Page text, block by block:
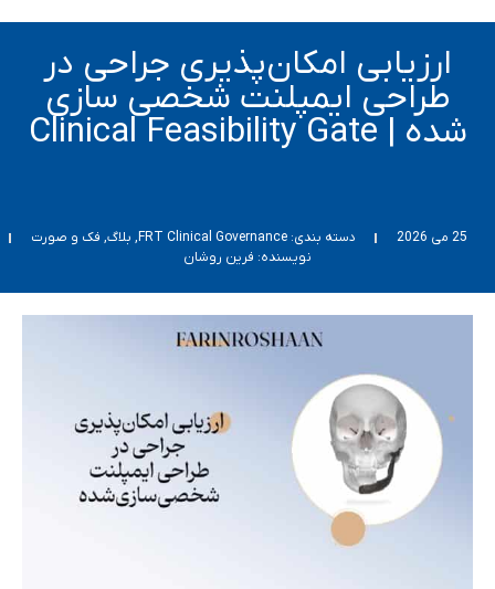
ارزیابی امکان‌پذیری جراحی در
طراحی ایمپلنت شخصی سازی
شده | Clinical Feasibility Gate
25 می 2026 دسته بندی:FRT Clinical Governance
,بلاگ,فک و صورت
نویسنده:فرین روشان